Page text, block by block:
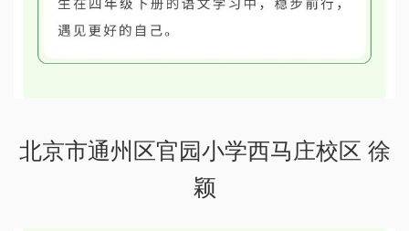
北京市通州区官园小学西马庄校区 徐
颖